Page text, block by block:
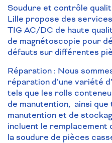
Soudure et contrôle
Lille propose des
TIG AC/DC de haute
de magnétoscopie pour
défauts sur différentes
Réparation : Nous
réparation d’une variété
tels que les rolls
de manutention, ainsi
manutention et de
incluent le
la soudure de pièces